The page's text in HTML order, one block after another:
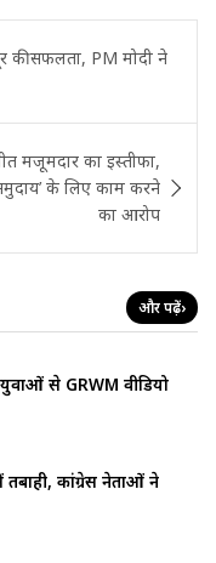
की सफलता, PM मोदी ने
मजूमदार का इस्तीफा,
के लिए काम करने
का आरोप
और पढ़ें›
से GRWM वीडियो
कांग्रेस नेताओं ने